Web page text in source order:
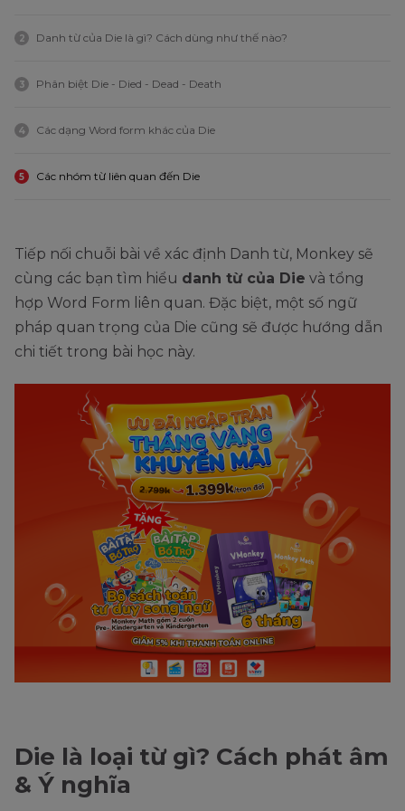
2 Danh từ của Die là gì? Cách dùng như thế nào?
3 Phân biệt Die - Died - Dead - Death
4 Các dạng Word form khác của Die
5 Các nhóm từ liên quan đến Die
Tiếp nối chuỗi bài về xác định Danh từ, Monkey sẽ
cùng các bạn tìm hiểu danh từ của Die và tổng
hợp Word Form liên quan. Đặc biệt, một số ngữ
pháp quan trọng của Die cũng sẽ được hướng dẫn
chi tiết trong bài học này.
Die là loại từ gì? Cách phát âm
& Ý nghĩa